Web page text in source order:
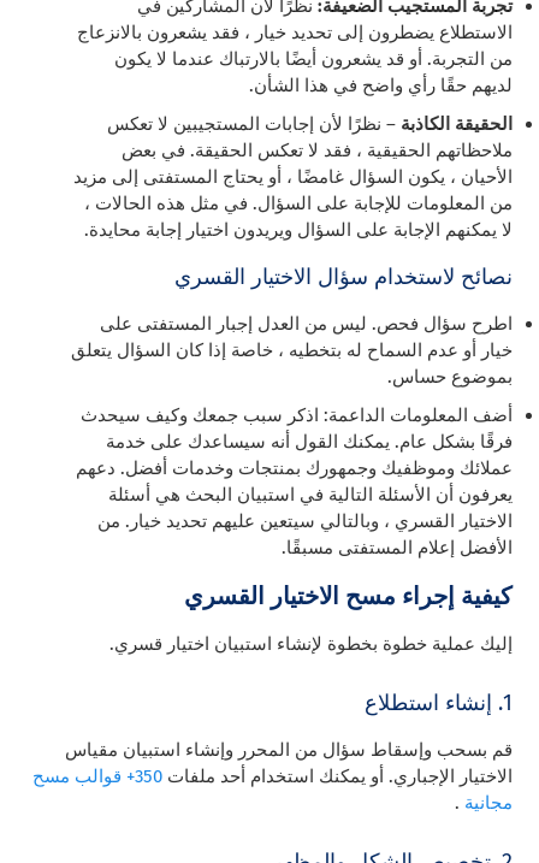
تجربة المستجيب الضعيفة: نظرًا لأن المشاركين في
الاستطلاع يضطرون إلى تحديد خيار ، فقد يشعرون بالانزعاج
من التجربة. أو قد يشعرون أيضًا بالارتباك عندما لا يكون
لديهم حقًا رأي واضح في هذا الشأن.
الحقيقة الكاذبة – نظرًا لأن إجابات المستجيبين لا تعكس
ملاحظاتهم الحقيقية ، فقد لا تعكس الحقيقة. في بعض
الأحيان ، يكون السؤال غامضًا ، أو يحتاج المستفتى إلى مزيد
من المعلومات للإجابة على السؤال. في مثل هذه الحالات ،
لا يمكنهم الإجابة على السؤال ويريدون اختيار إجابة محايدة.
نصائح لاستخدام سؤال الاختيار القسري
اطرح سؤال فحص. ليس من العدل إجبار المستفتى على
خيار أو عدم السماح له بتخطيه ، خاصة إذا كان السؤال يتعلق
بموضوع حساس.
أضف المعلومات الداعمة: اذكر سبب جمعك وكيف سيحدث
فرقًا بشكل عام. يمكنك القول أنه سيساعدك على خدمة
عملائك وموظفيك وجمهورك بمنتجات وخدمات أفضل. دعهم
يعرفون أن الأسئلة التالية في استبيان البحث هي أسئلة
الاختيار القسري ، وبالتالي سيتعين عليهم تحديد خيار. من
الأفضل إعلام المستفتى مسبقًا.
كيفية إجراء مسح الاختيار القسري
إليك عملية خطوة بخطوة لإنشاء استبيان اختيار قسري.
1. إنشاء استطلاع
قم بسحب وإسقاط سؤال من المحرر وإنشاء استبيان مقياس
الاختيار الإجباري. أو يمكنك استخدام أحد ملفات
350+ قوالب مسح
مجانية .